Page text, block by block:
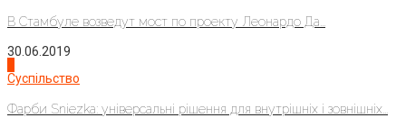
В Стамбуле возведут мост по проекту Леонардо Да...
30.06.2019
Суспільство
Фарби Sniezka: універсальні рішення для внутрішніх і зовнішніх...